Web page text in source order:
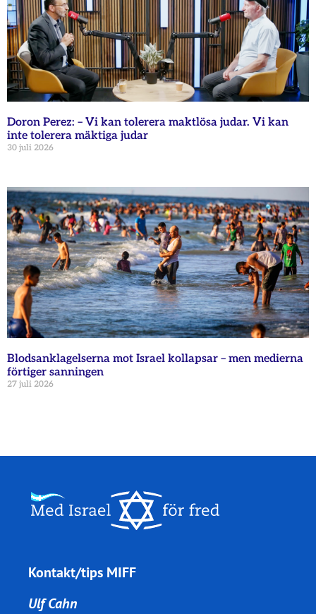
Doron Perez: – Vi kan tolerera maktlösa judar. Vi kan
inte tolerera mäktiga judar
30 juli 2026
Blodsanklagelserna mot Israel kollapsar – men medierna
förtiger sanningen
27 juli 2026
Kontakt/tips MIFF
Ulf Cahn